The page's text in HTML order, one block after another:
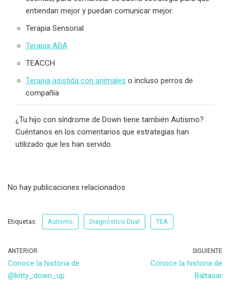
entiendan mejor y puedan comunicar mejor.
Terapia Sensorial
Terapia ABA
TEACCH
Terapia asistida con animales o incluso perros de
compañía
¿Tu hijo con síndrome de Down tiene también Autismo?
Cuéntanos en los comentarios que estrategias han
utilizado que les han servido.
No hay publicaciones relacionados
Etiquetas: Autismo Diagnóstico Dual TEA
ANTERIOR
Conoce la historia de
@kitty_down_up
SIGUIENTE
Conoce la historia de
Baltasar